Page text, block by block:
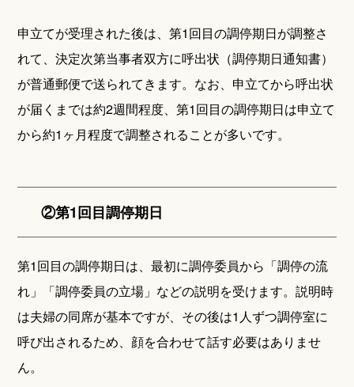
申立てが受理された後は、第1回目の調停期日が調整さ
れて、決定次第当事者双方に呼出状（調停期日通知書）
が普通郵便で送られてきます。なお、申立てから呼出状
が届くまでは約2週間程度、第1回目の調停期日は申立て
から約1ヶ月程度で調整されることが多いです。
②第1回目調停期日
第1回目の調停期日は、最初に調停委員から「調停の流
れ」「調停委員の立場」などの説明を受けます。説明時
は夫婦の同席が基本ですが、その後は1人ずつ調停室に
呼び出されるため、顔を合わせて話す必要はありませ
ん。